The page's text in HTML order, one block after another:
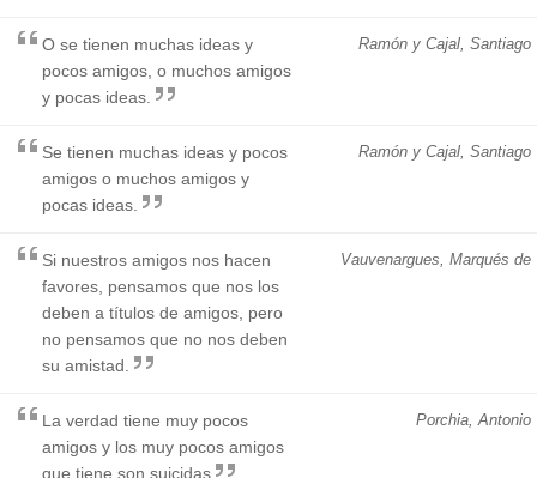
Ramón y Cajal, Santiago
O se tienen muchas ideas y
pocos amigos, o muchos amigos
y pocas ideas.
Ramón y Cajal, Santiago
Se tienen muchas ideas y pocos
amigos o muchos amigos y
pocas ideas.
Vauvenargues, Marqués de
Si nuestros amigos nos hacen
favores, pensamos que nos los
deben a títulos de amigos, pero
no pensamos que no nos deben
su amistad.
Porchia, Antonio
La verdad tiene muy pocos
amigos y los muy pocos amigos
que tiene son suicidas